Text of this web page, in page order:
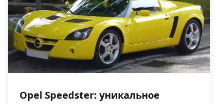
Opel Speedster: уникальное